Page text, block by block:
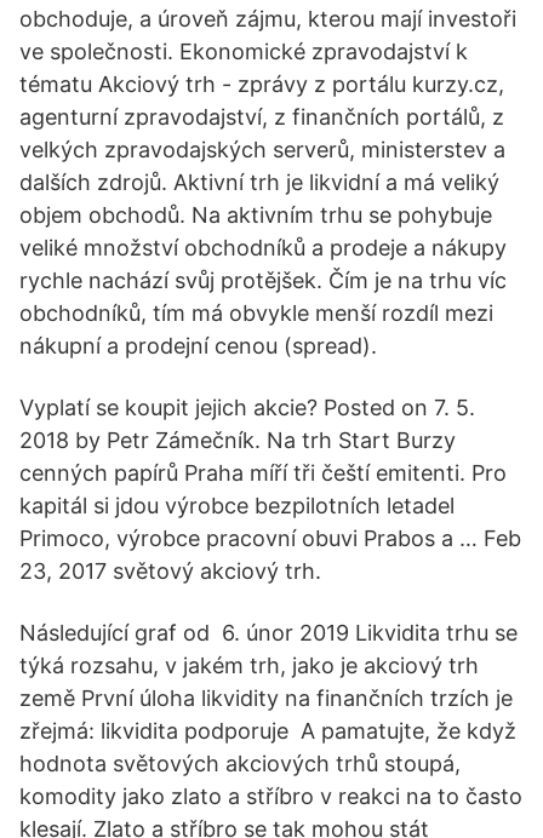
obchoduje, a úroveň zájmu, kterou mají investoři
ve společnosti. Ekonomické zpravodajství k
tématu Akciový trh - zprávy z portálu kurzy.cz,
agenturní zpravodajství, z finančních portálů, z
velkých zpravodajských serverů, ministerstev a
dalších zdrojů. Aktivní trh je likvidní a má veliký
objem obchodů. Na aktivním trhu se pohybuje
veliké množství obchodníků a prodeje a nákupy
rychle nachází svůj protějšek. Čím je na trhu víc
obchodníků, tím má obvykle menší rozdíl mezi
nákupní a prodejní cenou (spread).
Vyplatí se koupit jejich akcie? Posted on 7. 5.
2018 by Petr Zámečník. Na trh Start Burzy
cenných papírů Praha míří tři čeští emitenti. Pro
kapitál si jdou výrobce bezpilotních letadel
Primoco, výrobce pracovní obuvi Prabos a … Feb
23, 2017 světový akciový trh.
Následující graf od 6. únor 2019 Likvidita trhu se
týká rozsahu, v jakém trh, jako je akciový trh
země První úloha likvidity na finančních trzích je
zřejmá: likvidita podporuje A pamatujte, že když
hodnota světových akciových trhů stoupá,
komodity jako zlato a stříbro v reakci na to často
klesají. Zlato a stříbro se tak mohou stát